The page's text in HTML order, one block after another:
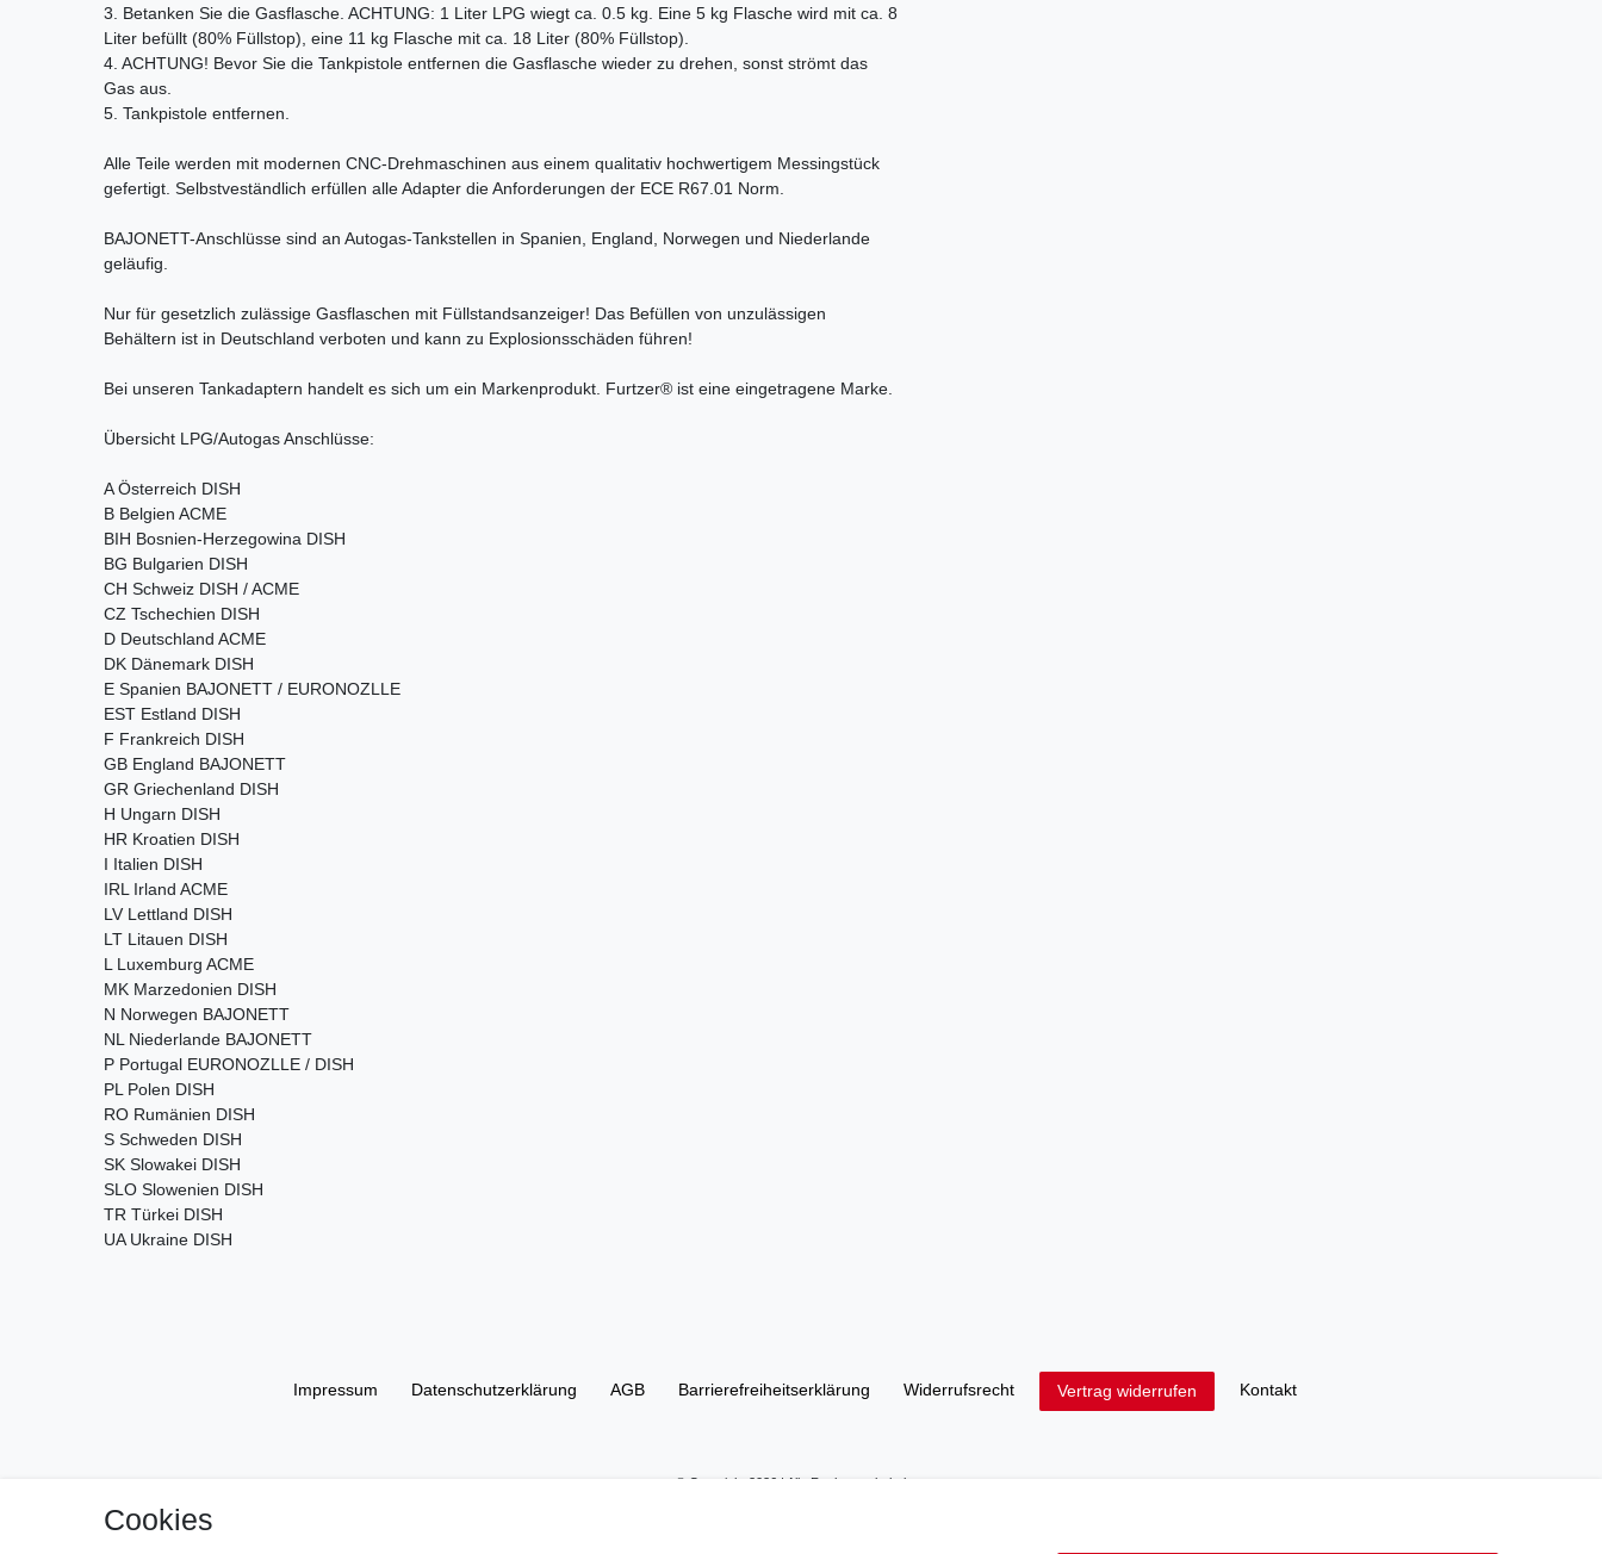
3. Betanken Sie die Gasflasche. ACHTUNG: 1 Liter LPG wiegt ca. 0.5 kg. Eine 5 kg Flasche wird mit ca. 8
Liter befüllt (80% Füllstop), eine 11 kg Flasche mit ca. 18 Liter (80% Füllstop).
4. ACHTUNG! Bevor Sie die Tankpistole entfernen die Gasflasche wieder zu drehen, sonst strömt das
Gas aus.
5. Tankpistole entfernen.
Alle Teile werden mit modernen CNC-Drehmaschinen aus einem qualitativ hochwertigem Messingstück
gefertigt. Selbstveständlich erfüllen alle Adapter die Anforderungen der ECE R67.01 Norm.
BAJONETT-Anschlüsse sind an Autogas-Tankstellen in Spanien, England, Norwegen und Niederlande
geläufig.
Nur für gesetzlich zulässige Gasflaschen mit Füllstandsanzeiger! Das Befüllen von unzulässigen
Behältern ist in Deutschland verboten und kann zu Explosionsschäden führen!
Bei unseren Tankadaptern handelt es sich um ein Markenprodukt. Furtzer® ist eine eingetragene Marke.
Übersicht LPG/Autogas Anschlüsse:
A Österreich DISH
B Belgien ACME
BIH Bosnien-Herzegowina DISH
BG Bulgarien DISH
CH Schweiz DISH / ACME
CZ Tschechien DISH
D Deutschland ACME
DK Dänemark DISH
E Spanien BAJONETT / EURONOZLLE
EST Estland DISH
F Frankreich DISH
GB England BAJONETT
GR Griechenland DISH
H Ungarn DISH
HR Kroatien DISH
I Italien DISH
IRL Irland ACME
LV Lettland DISH
LT Litauen DISH
L Luxemburg ACME
MK Marzedonien DISH
N Norwegen BAJONETT
NL Niederlande BAJONETT
P Portugal EURONOZLLE / DISH
PL Polen DISH
RO Rumänien DISH
S Schweden DISH
SK Slowakei DISH
SLO Slowenien DISH
TR Türkei DISH
UA Ukraine DISH
Impressum Daten­schutz­erklärung AGB Barrierefreiheitserklärung Widerrufs­recht Vertrag widerrufen Kontakt
© Copyright 2026 | Alle Rechte vorbehalten.
Cookies